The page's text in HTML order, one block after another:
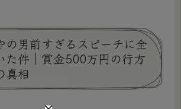
の男前すぎるスピーチに全
た件｜賞金500万円の行方
真相